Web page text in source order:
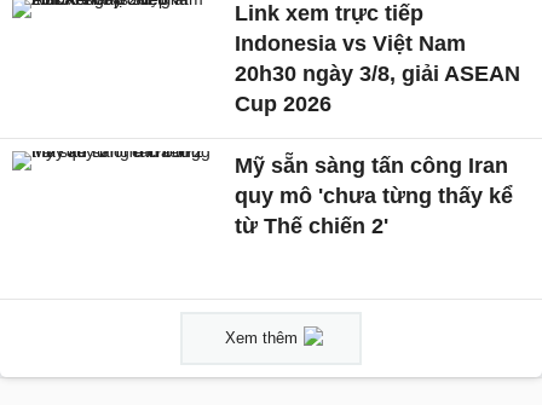
Link xem trực tiếp
Indonesia vs Việt Nam
20h30 ngày 3/8, giải ASEAN
Cup 2026
Mỹ sẵn sàng tấn công Iran
quy mô 'chưa từng thấy kể
từ Thế chiến 2'
Xem thêm